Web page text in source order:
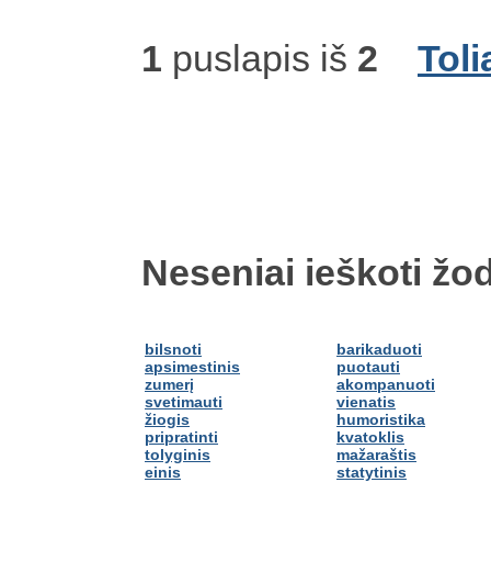
1 puslapis iš 2
Neseniai ieškoti
bilsnoti
apsimestinis
zumerį
svetimauti
žiogis
pripratinti
tolyginis
einis
barikaduoti
puotauti
akompanuoti
vienatis
humoristika
kvatoklis
mažaraštis
statytinis